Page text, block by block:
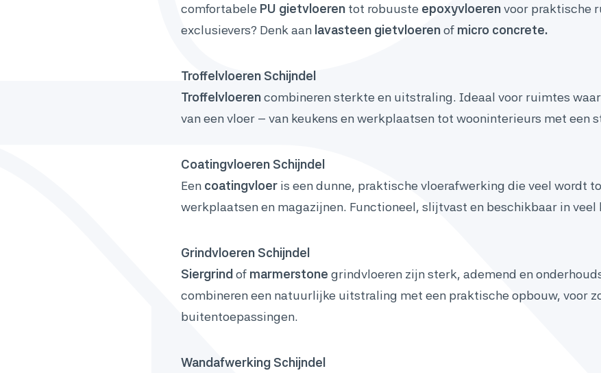
comfortabele PU gietvloeren tot robuuste epoxyvloerenvoor praktische
exclusievers? Denk aan lavasteen gietvloerenof micro concrete.
Troffelvloeren Schijndel
Troffelvloerencombineren sterkte en uitstraling. Ideaal voor ruimtes
van een vloer – van keukens en werkplaatsen tot wooninterieurs met een
Coatingvloeren Schijndel
Een coatingvloer is een dunne, praktische vloerafwerking die veel wordt
werkplaatsen en magazijnen. Functioneel, slijtvast en beschikbaar in veel
Grindvloeren Schijndel
Siergrindof marmerstone grindvloeren zijn sterk, ademend en
combineren een natuurlijke uitstraling met een praktische opbouw, voor
buitentoepassingen.
Wandafwerking Schijndel